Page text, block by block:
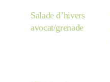
Salade d’hivers
avocat/grenade